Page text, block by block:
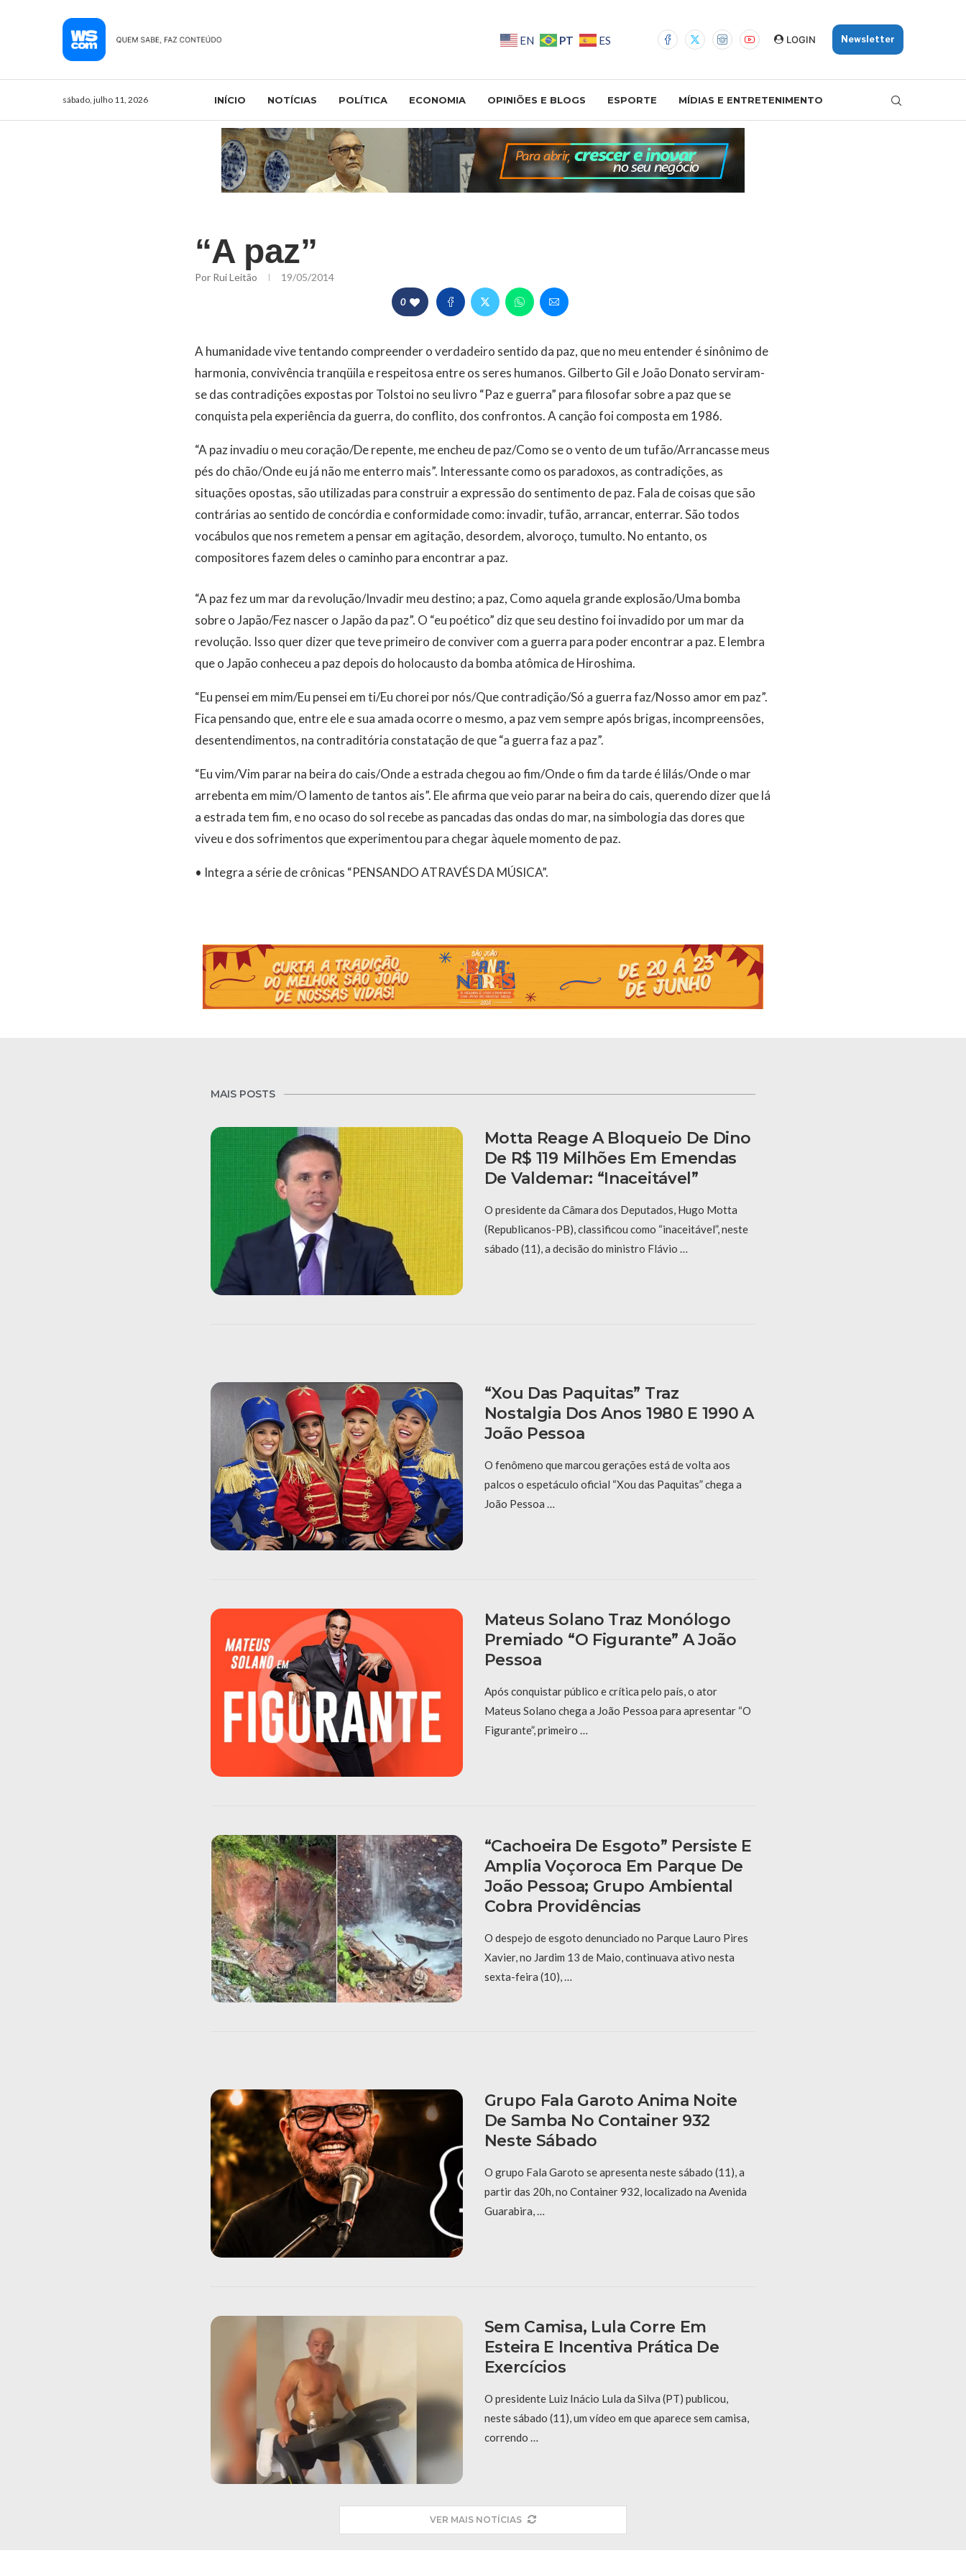
EN PT ES LOGIN Newsletter
sábado, julho 11, 2026 INÍCIO NOTÍCIAS POLÍTICA ECONOMIA OPINIÕES E BLOGS ESPORTE MÍDIAS E ENTRETENIMENTO
“A paz”
Por Rui Leitão 19/05/2014
0
A humanidade vive tentando compreender o verdadeiro sentido da paz, que no meu entender é sinônimo de
harmonia, convivência tranqüila e respeitosa entre os seres humanos. Gilberto Gil e João Donato serviram-
se das contradições expostas por Tolstoi no seu livro “Paz e guerra” para filosofar sobre a paz que se
conquista pela experiência da guerra, do conflito, dos confrontos. A canção foi composta em 1986.
“A paz invadiu o meu coração/De repente, me encheu de paz/Como se o vento de um tufão/Arrancasse meus
pés do chão/Onde eu já não me enterro mais”. Interessante como os paradoxos, as contradições, as
situações opostas, são utilizadas para construir a expressão do sentimento de paz. Fala de coisas que são
contrárias ao sentido de concórdia e conformidade como: invadir, tufão, arrancar, enterrar. São todos
vocábulos que nos remetem a pensar em agitação, desordem, alvoroço, tumulto. No entanto, os
compositores fazem deles o caminho para encontrar a paz.
“A paz fez um mar da revolução/Invadir meu destino; a paz, Como aquela grande explosão/Uma bomba
sobre o Japão/Fez nascer o Japão da paz”. O “eu poético” diz que seu destino foi invadido por um mar da
revolução. Isso quer dizer que teve primeiro de conviver com a guerra para poder encontrar a paz. E lembra
que o Japão conheceu a paz depois do holocausto da bomba atômica de Hiroshima.
“Eu pensei em mim/Eu pensei em ti/Eu chorei por nós/Que contradição/Só a guerra faz/Nosso amor em paz”.
Fica pensando que, entre ele e sua amada ocorre o mesmo, a paz vem sempre após brigas, incompreensões,
desentendimentos, na contraditória constatação de que “a guerra faz a paz”.
“Eu vim/Vim parar na beira do cais/Onde a estrada chegou ao fim/Onde o fim da tarde é lilás/Onde o mar
arrebenta em mim/O lamento de tantos ais”. Ele afirma que veio parar na beira do cais, querendo dizer que lá
a estrada tem fim, e no ocaso do sol recebe as pancadas das ondas do mar, na simbologia das dores que
viveu e dos sofrimentos que experimentou para chegar àquele momento de paz.
• Integra a série de crônicas “PENSANDO ATRAVÉS DA MÚSICA”.
MAIS POSTS
Motta Reage A Bloqueio De Dino
De R$ 119 Milhões Em Emendas
De Valdemar: “Inaceitável”
O presidente da Câmara dos Deputados, Hugo Motta
(Republicanos-PB), classificou como “inaceitável”, neste
sábado (11), a decisão do ministro Flávio …
“Xou Das Paquitas” Traz
Nostalgia Dos Anos 1980 E 1990 A
João Pessoa
O fenômeno que marcou gerações está de volta aos
palcos o espetáculo oficial “Xou das Paquitas” chega a
João Pessoa …
Mateus Solano Traz Monólogo
Premiado “O Figurante” A João
Pessoa
Após conquistar público e crítica pelo país, o ator
Mateus Solano chega a João Pessoa para apresentar “O
Figurante”, primeiro …
“Cachoeira De Esgoto” Persiste E
Amplia Voçoroca Em Parque De
João Pessoa; Grupo Ambiental
Cobra Providências
O despejo de esgoto denunciado no Parque Lauro Pires
Xavier, no Jardim 13 de Maio, continuava ativo nesta
sexta-feira (10), …
Grupo Fala Garoto Anima Noite
De Samba No Container 932
Neste Sábado
O grupo Fala Garoto se apresenta neste sábado (11), a
partir das 20h, no Container 932, localizado na Avenida
Guarabira, …
Sem Camisa, Lula Corre Em
Esteira E Incentiva Prática De
Exercícios
O presidente Luiz Inácio Lula da Silva (PT) publicou,
neste sábado (11), um vídeo em que aparece sem camisa,
correndo …
VER MAIS NOTÍCIAS